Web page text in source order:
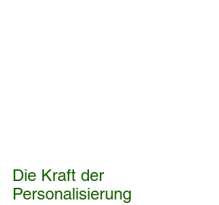
Die Kraft der
Personalisierung